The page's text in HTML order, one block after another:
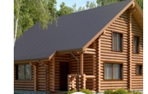
Оставить
Комментарий